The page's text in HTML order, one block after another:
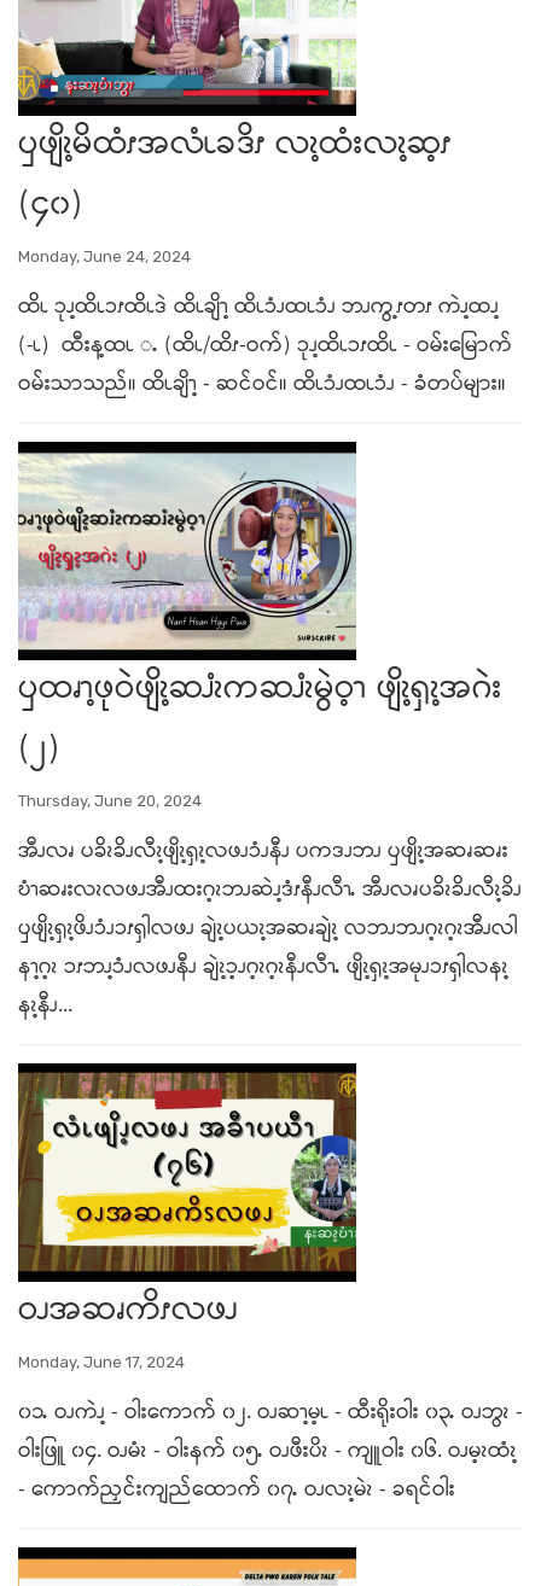
ၦဖျိၩ့မိထံၭအလံၬခဒိၭ လၩ့ထံးလၩ့ဆ့ၭ
(၄၀)
Monday, June 24, 2024
ထိၬ ၥုၪ့ထိၬၥၭထိၬဒဲ ထိၬချိၫ့ ထိၬၥံၪထၬၥံၪ ဘၪကွ့ၭတၭ ကဲၪ့ထၪ့
(-ၬ) ထီးန့ထၬ ႉ (ထိၬ/ထိၭ-ဝက်) ၥုၪ့ထိၬၥၭထိၬ - ဝမ်းမြောက်
ဝမ်းသာသည်။ ထိၬချိၫ့ - ဆင်ဝင်။ ထိၬၥံၪထၬၥံၪ - ခံတပ်များ။
ၦထၧၫ့ဖုဝဲဖျိၩ့ဆၨၩကဆၨၩမွဲဝ့ၫ ဖျိၩ့ၡၩ့အဂဲး
(၂)
Thursday, June 20, 2024
အီၪလၧ ပခိၩခိၪလီၩ့ဖျိၩ့ၡၩ့လဖၪၥံၪနီၪ ပကဒၪဘၪ ၦဖျိၩ့အဆၧဆၧး
ဎံၫဆၧးလၩလဖၪအီၪထးဂ့ၩဘၪဆဲၪ့ဒံၭနီၪလီၫႉ အီၪလၧပခိၩခိၪလီၩ့ခိၪ
ၦဖျိၩ့ၡၩ့ဖိၪၥံၪၥၭၡါလဖၪ ချဲၩ့ပယၩ့အဆၧချဲၩ့ လဘၪဘၪဂ့ၩဂ့ၩအီၪလါ
နၫ့ဂ့ၩ ၥၭဘၪ့ၥံၪလဖၪနီၪ ချဲၩ့ၥ့ၪဂ့ၩဂ့ၩနီၪလီၫႉ ဖျိၩ့ၡၩ့အမုၪၥၭၡါလနၩ့
နၩ့နီၪ...
ဝၪအဆၧကိၭလဖၪ
Monday, June 17, 2024
၀၁ႉ ဝၪကဲၪ့ - ဝါးကောက် ၀၂. ဝၪဆၫ့မ့ၬ - ထီးရိုးဝါး ၀၃ႉ ဝၪဘွၩ -
ဝါးဖြူ ၀၄. ဝၪမံၩ - ဝါးနက် ၀၅ႉ ဝၪဖီးပိၩ - ကျူဝါး ၀၆. ဝၪမ့ၩထံၩ့
- ကောက်ညှင်းကျည်ထောက် ၀၇ႉ ဝၪလၩ့မဲၩ - ခရင်ဝါး